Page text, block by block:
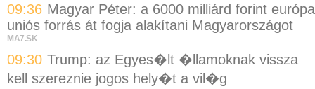
09:36 Magyar Péter: a 6000 milliárd forint
uniós forrás át fogja alakítani Magyarországot
MA7.SK
09:30 Trump: az Egyes�lt �llamoknak vissza
kell szereznie jogos hely�t a vil�g